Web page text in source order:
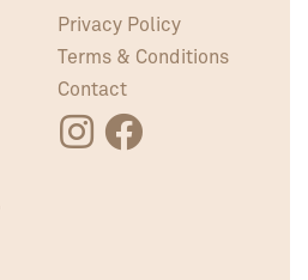
Privacy Policy
Terms & Conditions
Contact